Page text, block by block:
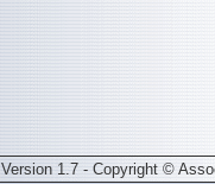
Version 1.7 - Copyright ©